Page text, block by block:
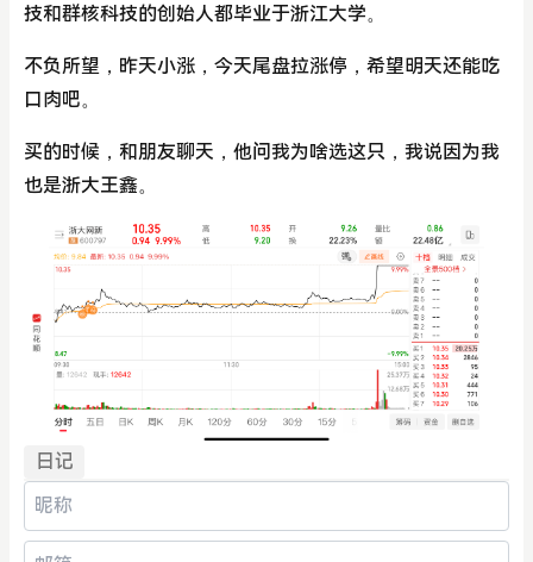
技和群核科技的创始人都毕业于浙江大学。
不负所望，昨天小涨，今天尾盘拉涨停，希望明天还能吃
口肉吧。
买的时候，和朋友聊天，他问我为啥选这只，我说因为我
也是浙大王鑫。
日记